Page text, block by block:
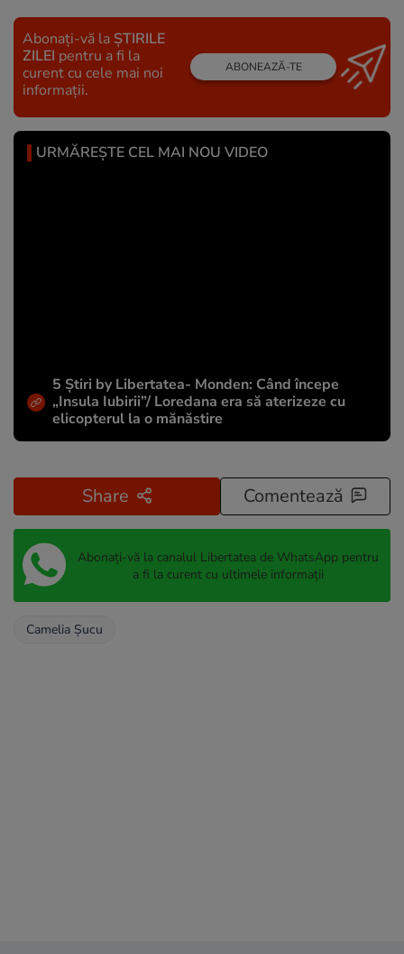
Abonați-vă la ȘTIRILE
ZILEI pentru a fi la
curent cu cele mai noi
informații.
ABONEAZĂ-TE
URMĂREȘTE CEL MAI NOU VIDEO
5 Știri by Libertatea- Monden: Când începe
„Insula Iubirii”/ Loredana era să aterizeze cu
elicopterul la o mănăstire
Share Comentează
Abonați-vă la canalul Libertatea de WhatsApp pentru
a fi la curent cu ultimele informații
Camelia Şucu